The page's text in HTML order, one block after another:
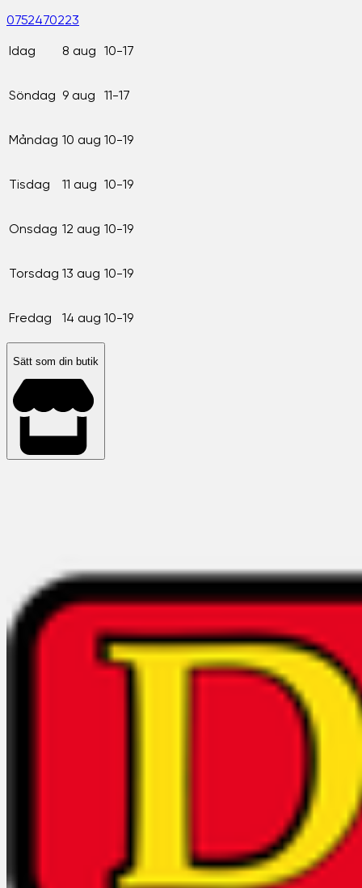
0752470223
Idag 8 aug 10-17
Söndag 9 aug 11-17
Måndag 10 aug 10-19
Tisdag 11 aug 10-19
Onsdag 12 aug 10-19
Torsdag 13 aug 10-19
Fredag 14 aug 10-19
Sätt som din butik